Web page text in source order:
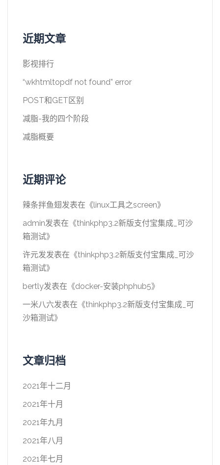
近期文章
影视排行
“wkhtmltopdf not found” error
POST和GET区别
减脂-我的四个阶段
减脂概要
近期评论
辣条拌鱼翅发表在《linux工具之screen》
admin发表在《thinkphp3.2新版支付宝集成_可沙
箱测试》
许元发发表在《thinkphp3.2新版支付宝集成_可沙
箱测试》
bertly发表在《docker-安装phphub5》
一米八六发表在《thinkphp3.2新版支付宝集成_可
沙箱测试》
文章归档
2021年十二月
2021年十月
2021年九月
2021年八月
2021年七月